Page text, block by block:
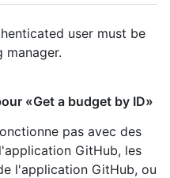
user must be
manager.
«Get a budget by ID»
pas avec des
GitHub, les
l'application GitHub, ou